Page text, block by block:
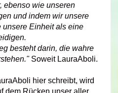
ebenso wie unseren
und indem wir unsere
Einheit als eine
besteht darin, die wahre
Soweit LauraAboli.
hier schreibt, wird